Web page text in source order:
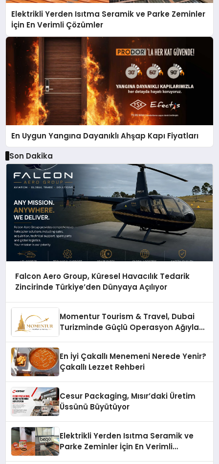
Elektrikli Yerden Isıtma Seramik ve Parke Zeminler
İçin En Verimli Çözümler
En Uygun Yangına Dayanıklı Ahşap Kapı Fiyatları
Son Dakika
Falcon Aero Group, Küresel Havacılık Tedarik
Zincirinde Türkiye’den Dünyaya Açılıyor
Momentur Tourism & Travel, Dubai
Turizminde Güçlü Operasyon Ağıyla
En İyi Çakallı Menemeni Nerede Yenir?
Çakallı Lezzet Rehberi
Cesur Packaging, Mısır’daki Üretim
Üssünü Büyütüyor
Elektrikli Yerden Isıtma Seramik ve
Parke Zeminler İçin En Verimli